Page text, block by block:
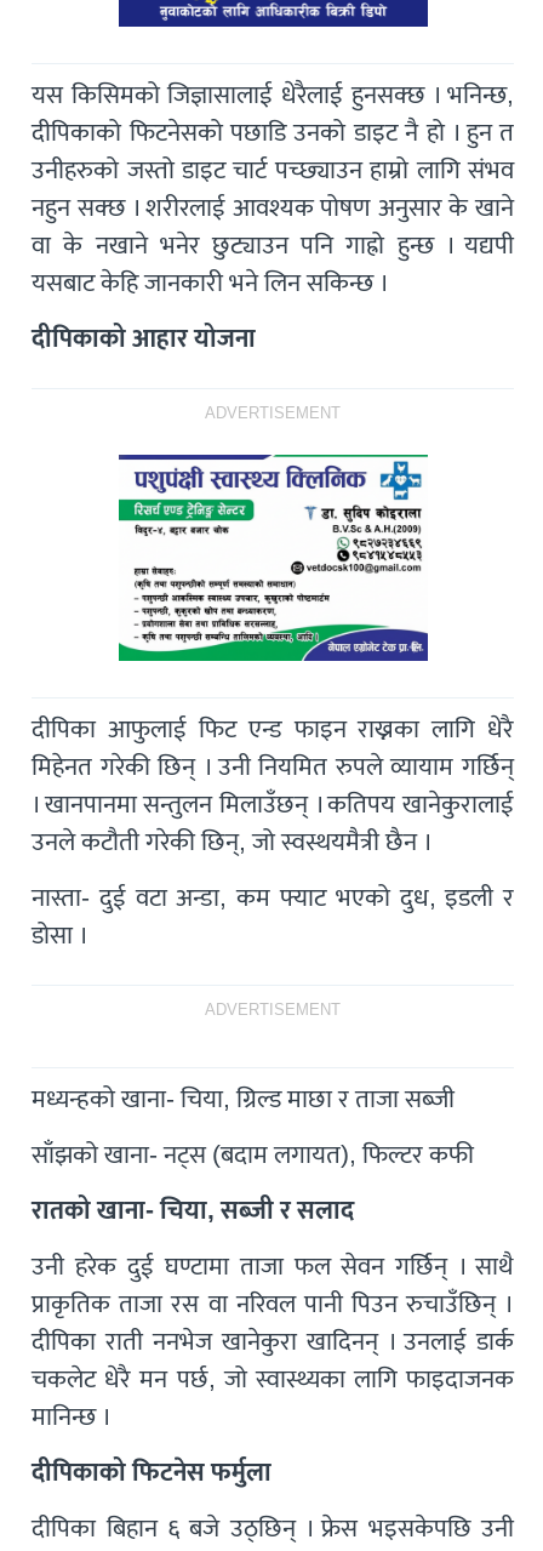
यस किसिमको जिज्ञासालाई धेरैलाई हुनसक्छ । भनिन्छ,
दीपिकाको फिटनेसको पछाडि उनको डाइट नै हो । हुन त
उनीहरुको जस्तो डाइट चार्ट पच्छ्याउन हाम्रो लागि संभव
नहुन सक्छ । शरीरलाई आवश्यक पोषण अनुसार के खाने
वा के नखाने भनेर छुट्याउन पनि गाह्रो हुन्छ । यद्यपी
यसबाट केहि जानकारी भने लिन सकिन्छ ।
दीपिकाको आहार योजना
ADVERTISEMENT
दीपिका आफुलाई फिट एन्ड फाइन राख्नका लागि धेरै
मिहेनत गरेकी छिन् । उनी नियमित रुपले व्यायाम गर्छिन्
। खानपानमा सन्तुलन मिलाउँछन् । कतिपय खानेकुरालाई
उनले कटौती गरेकी छिन्, जो स्वस्थयमैत्री छैन ।
नास्ता- दुई वटा अन्डा, कम फ्याट भएको दुध, इडली र
डोसा ।
ADVERTISEMENT
मध्यन्हको खाना- चिया, ग्रिल्ड माछा र ताजा सब्जी
साँझको खाना- नट्स (बदाम लगायत), फिल्टर कफी
रातको खाना- चिया, सब्जी र सलाद
उनी हरेक दुई घण्टामा ताजा फल सेवन गर्छिन् । साथै
प्राकृतिक ताजा रस वा नरिवल पानी पिउन रुचाउँछिन् ।
दीपिका राती ननभेज खानेकुरा खादिनन् । उनलाई डार्क
चकलेट धेरै मन पर्छ, जो स्वास्थ्यका लागि फाइदाजनक
मानिन्छ ।
दीपिकाको फिटनेस फर्मुला
दीपिका बिहान ६ बजे उठ्छिन् । फ्रेस भइसकेपछि उनी